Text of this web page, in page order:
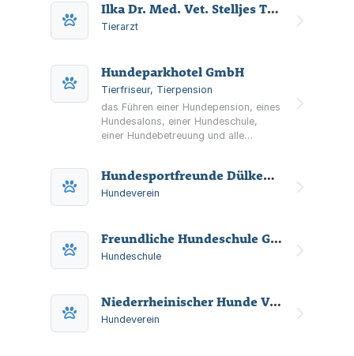
Ilka Dr. Med. Vet. Stelljes Tierärztin
Tierarzt
Hundeparkhotel GmbH
Tierfriseur, Tierpension
das Führen einer Hundepension, eines
Hundesalons, einer Hundeschule,
einer Hundebetreuung und alle
anderen Haustieren, sofern dafür
keine Genehmigungen notwendig sind
Handel mit Waren und Gütern, welche
haben. Die Gesellschaft kann zudem,
Hundesportfreunde Dülken e. V. Mitglied im Deutschen Verband der Gebrauchshundesportvereine (DVG) - Sportverband für das Polizei- und Schutzhundewesen e. V. -
Hundeverein
Freundliche Hundeschule Gabi Freund
Hundeschule
Niederrheinischer Hunde Verein e. V.
Hundeverein